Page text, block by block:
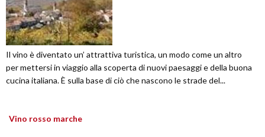
Il vino è diventato un’ attrattiva turistica, un modo come un altro
per mettersi in viaggio alla scoperta di nuovi paesaggi e della buona
cucina italiana. È sulla base di ciò che nascono le strade del...
Vino rosso marche